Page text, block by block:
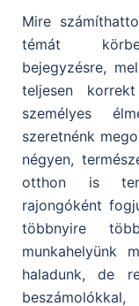
Mire
témát
bejegyzésre,
teljesen
személyes
szeretnénk
négyen,
otthon is
rajongóként
többnyire
munkahelyünk
haladunk, de